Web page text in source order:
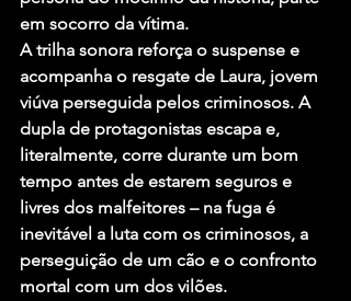
em socorro da vítima.
A trilha sonora reforça o suspense e
acompanha o resgate de Laura, jovem
viúva perseguida pelos criminosos. A
dupla de protagonistas escapa e,
literalmente, corre durante um bom
tempo antes de estarem seguros e
livres dos malfeitores – na fuga é
inevitável a luta com os criminosos, a
perseguição de um cão e o confronto
mortal com um dos vilões.